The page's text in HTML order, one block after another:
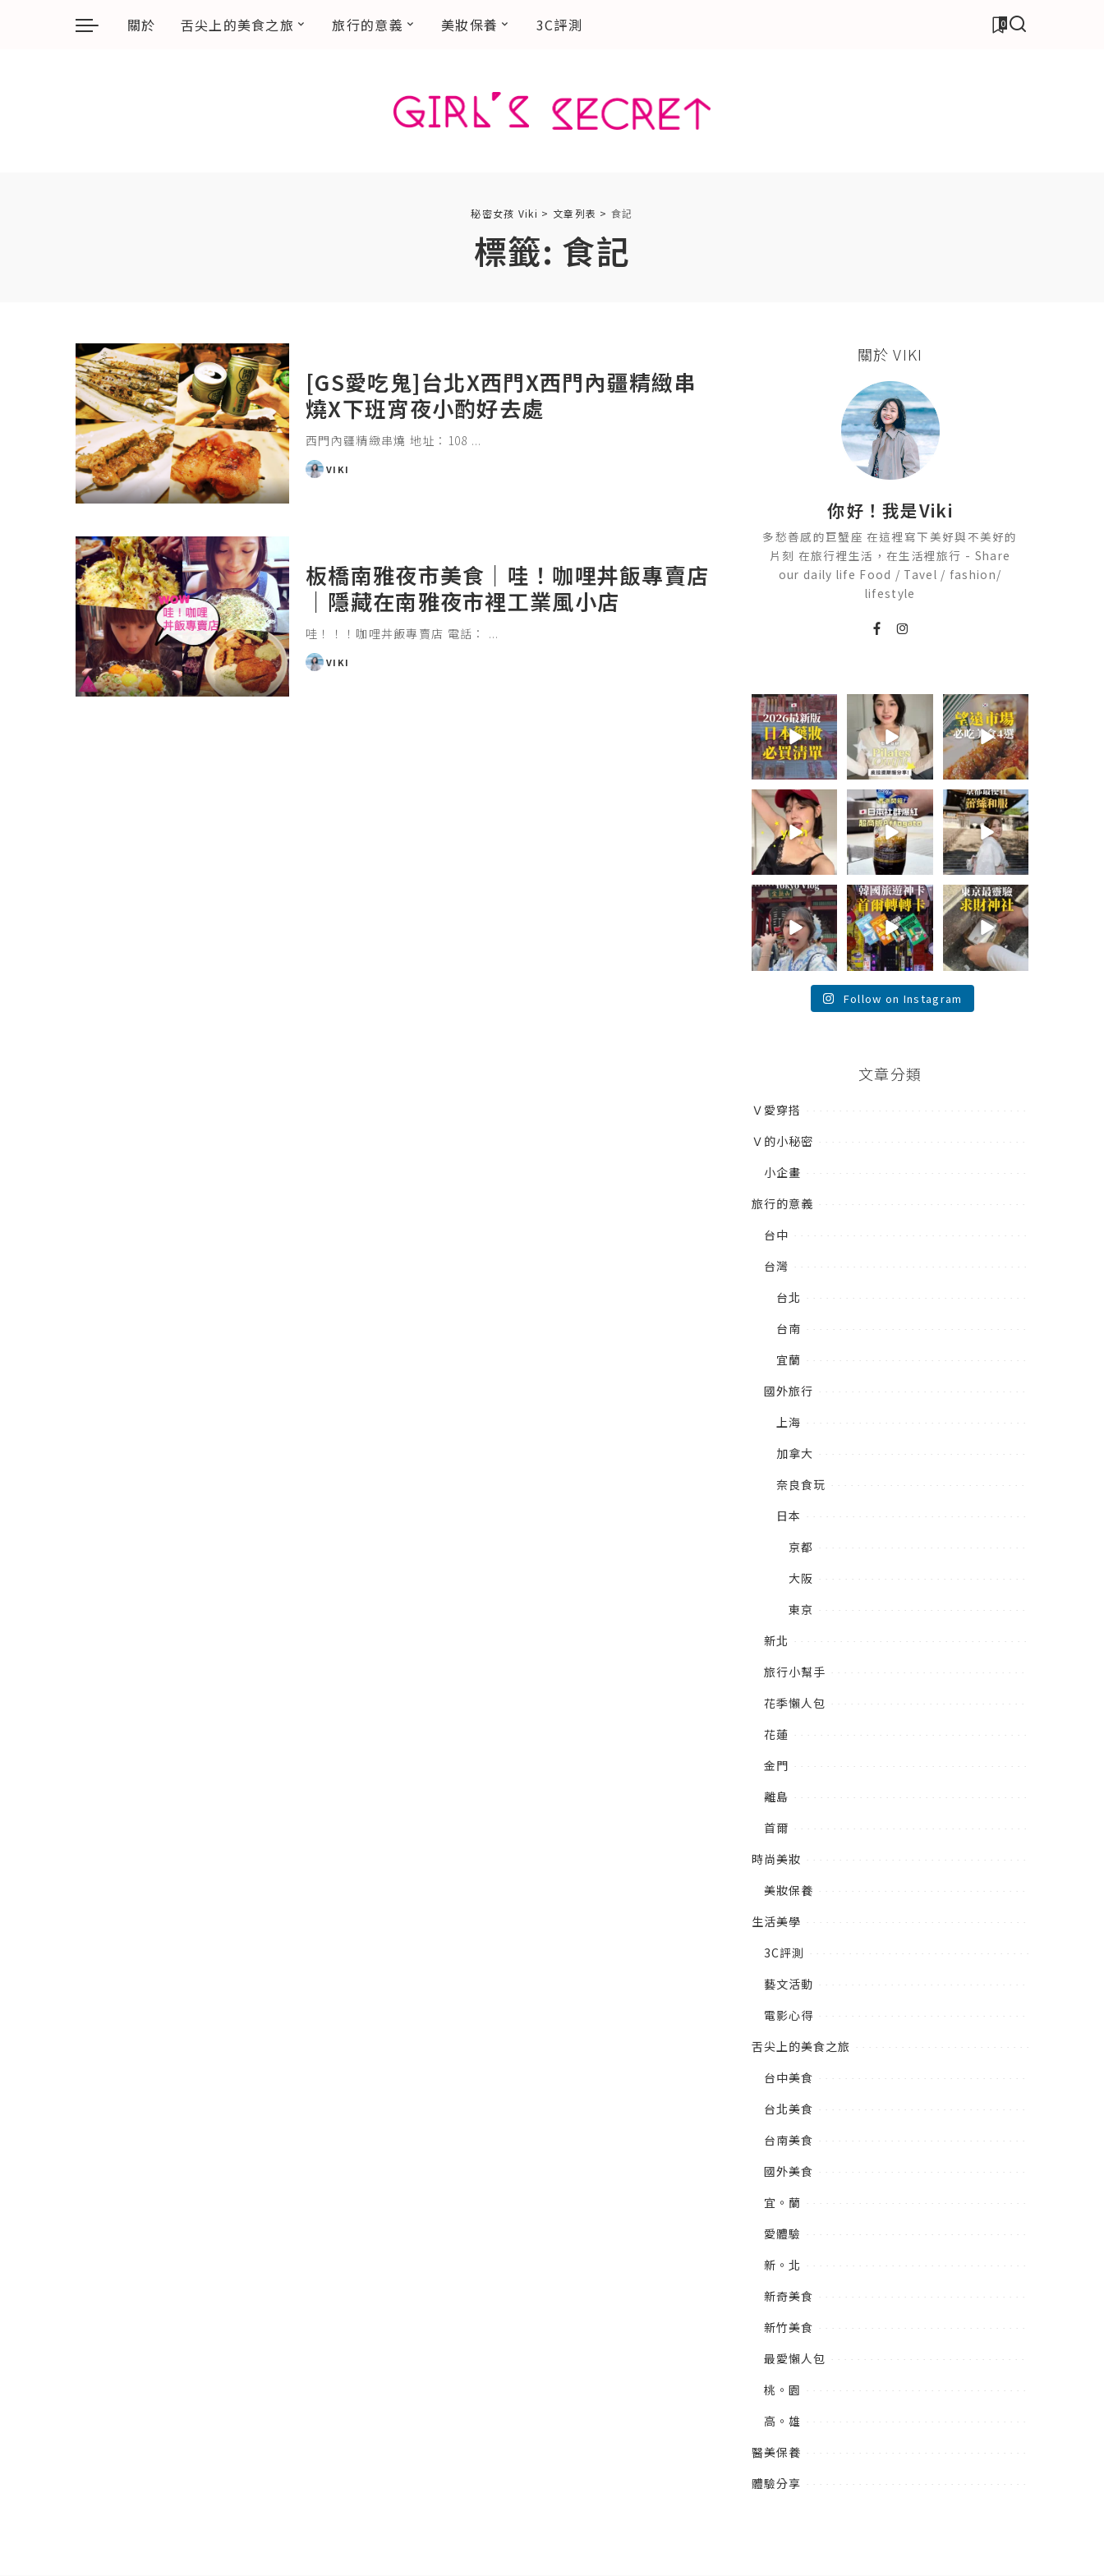
關於 舌尖上的美食之旅 旅行的意義 美妝保養 3C評測 0
秘密女孩 Viki > 文章列表 >食記
標籤: 食記
[GS愛吃鬼]台北X西門X西門內疆精緻串
燒X下班宵夜小酌好去處
西門內疆精緻串燒 地址：108 ...
POSTED
VIKI
板橋南雅夜市美食｜哇！咖哩丼飯專賣店
｜隱藏在南雅夜市裡工業風小店
哇！！！咖哩丼飯專賣店 電話： ...
POSTED
VIKI
關於 VIKI
你好！我是Viki
多愁善感的巨蟹座 在這裡寫下美好與不美好的
片刻 在旅行裡生活，在生活裡旅行 - Share
our daily life Food / Tavel / fashion/
lifestyle
2026🇯🇵日本藥
妝店必買什麼
日本最近紅什
麼？...
118
17
💭留言「美背」
傳🔗給你！
🏷️#吉推韓國
🇰🇷
...
48 20
\🇰🇷韓國望遠市
場4家必吃美食
😋/
💭留言「望遠市
場」傳地址給
你...
334
59
summer
outfit⋆.˚✮🎧
✮˚.⋆
夏日穿搭最需要
單品！...
121
43
\🇯🇵日本爆紅!超
商版Affogato 🍨
☕️/
🏷️#吉推日本🇯🇵
...
116
26
💭留言「蕾絲」
傳預約🔗給你！
\🇯🇵京都最便宜
蕾絲和服推
薦！/ ...
100
72
\💭留言「PGC」
傳預約🔗給你 /
Tokyo birthday
trip 🫧...
121
38
\💭留言「轉轉」
傳懶人包和購買
🔗給你
\🇰🇷韓國旅遊神
卡！首爾轉轉卡
✨ / ...
146
💭留言「發財」
傳詳細攻略地址
給你！
\ 日本東京最強洗
錢求財神社💰 小
網神社/ ...
Follow on Instagram
文章分類
Ｖ愛穿搭
Ｖ的小秘密
小企畫
旅行的意義
台中
台灣
台北
台南
宜蘭
國外旅行
上海
加拿大
奈良食玩
日本
京都
大阪
東京
新北
旅行小幫手
花季懶人包
花蓮
金門
離島
首爾
時尚美妝
美妝保養
生活美學
3C評測
藝文活動
電影心得
舌尖上的美食之旅
台中美食
台北美食
台南美食
國外美食
宜。蘭
愛體驗
新。北
新奇美食
新竹美食
最愛懶人包
桃。園
高。雄
醫美保養
體驗分享